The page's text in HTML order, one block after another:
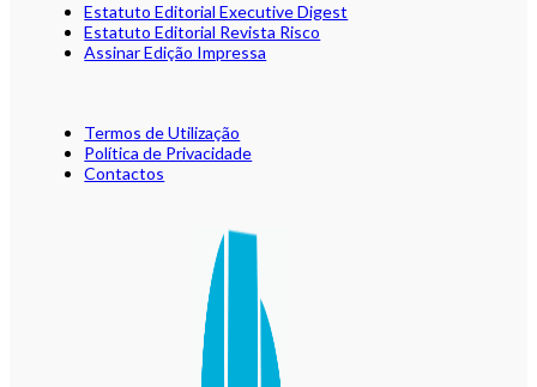
Estatuto Editorial Executive Digest
Estatuto Editorial Revista Risco
Assinar Edição Impressa
Termos de Utilização
Política de Privacidade
Contactos